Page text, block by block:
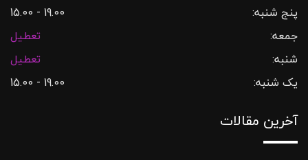
پنج شنبه:
19.00 - 15.00
جمعه:
تعطیل
شنبه:
تعطیل
یک شنبه:
19.00 - 15.00
آخرین مقالات